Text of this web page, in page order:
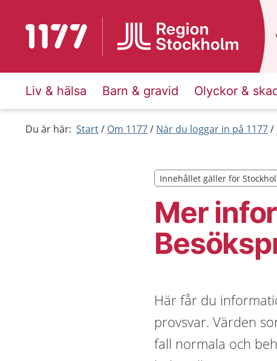
Till startsidan för 1177
Liv & hälsa Barn & gravid Olyckor &
Du är här: Start Om 1177 När du loggar in på 1177
Mer
Innehållet gäller för
Innehållet gäller för
Här får du
provsvar. Värden
fall normala och